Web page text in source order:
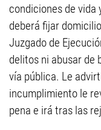
condiciones de vida
deberá fijar
Juzgado de
delitos ni abusar de
vía pública. Le
incumplimiento le
pena e irá tras las